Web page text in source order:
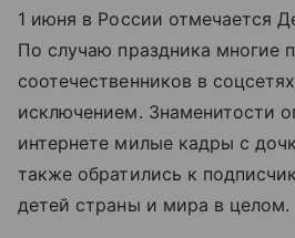
1 июня в России отмечается
По случаю праздника многие
соотечественников в
исключением. Знаменитости
интернете милые кадры с
также обратились к
детей страны и мира в целом.